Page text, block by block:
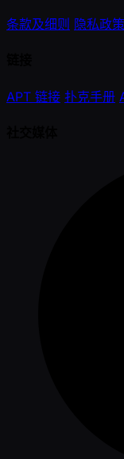
条款及细则 隐私政策
APT 链接 扑克手册